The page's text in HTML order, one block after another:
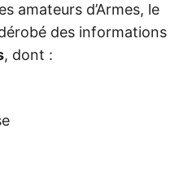
amateurs d’Armes, le
des informations
, dont :